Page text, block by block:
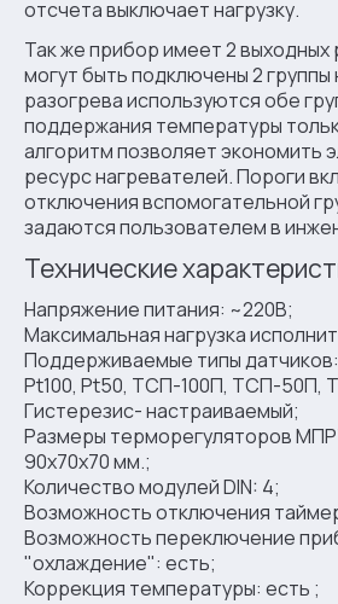
отсчета выключает нагрузку.
Так же прибор имеет 2 выходных
могут быть подключены 2
разогрева используются обе
поддержания температуры
алгоритм позволяет экономить
ресурс нагревателей. Пороги
отключения вспомогательной
задаются пользователем в
Технические
Напряжение питания: ~220В;
Максимальная нагрузка
Поддерживаемые типы датчиков:
Pt100, Pt50, ТСП-100П, ТСП-50П,
Гистерезис- настраиваемый;
Размеры терморегуляторов
90х70х70 мм.;
Количество модулей DIN: 4;
Возможность отключения
Возможность переключение
"охлаждение": есть;
Коррекция температуры: есть ;